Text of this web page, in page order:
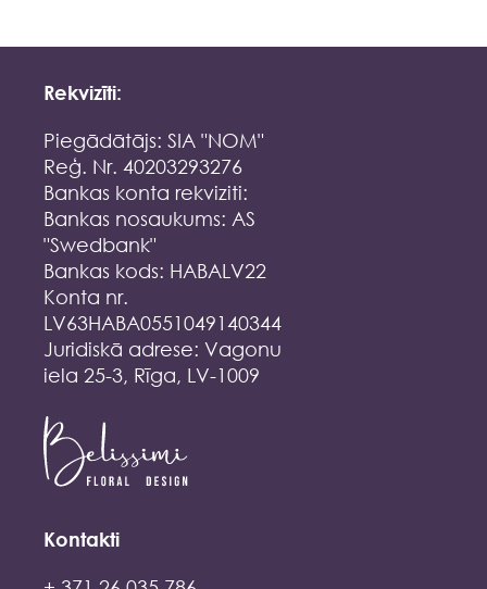
Rekvizīti:
Piegādātājs: SIA "NOM"
Reģ. Nr. 40203293276
Bankas konta rekviziti:
Bankas nosaukums: AS
"Swedbank"
Bankas kods: HABALV22
Konta nr.
LV63HABA0551049140344
Juridiskā adrese: Vagonu
iela 25-3, Rīga, LV-1009
Kontakti